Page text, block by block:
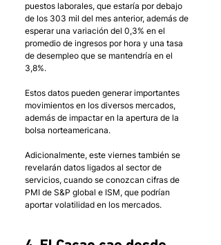
puestos laborales, que estaría por debajo
de los 303 mil del mes anterior, además de
esperar una variación del 0,3% en el
promedio de ingresos por hora y una tasa
de desempleo que se mantendría en el
3,8%.
Estos datos pueden generar importantes
movimientos en los diversos mercados,
además de impactar en la apertura de la
bolsa norteamericana.
Adicionalmente, este viernes también se
revelarán datos ligados al sector de
servicios, cuando se conozcan cifras de
PMI de S&P global e ISM, que podrían
aportar volatilidad en los mercados.